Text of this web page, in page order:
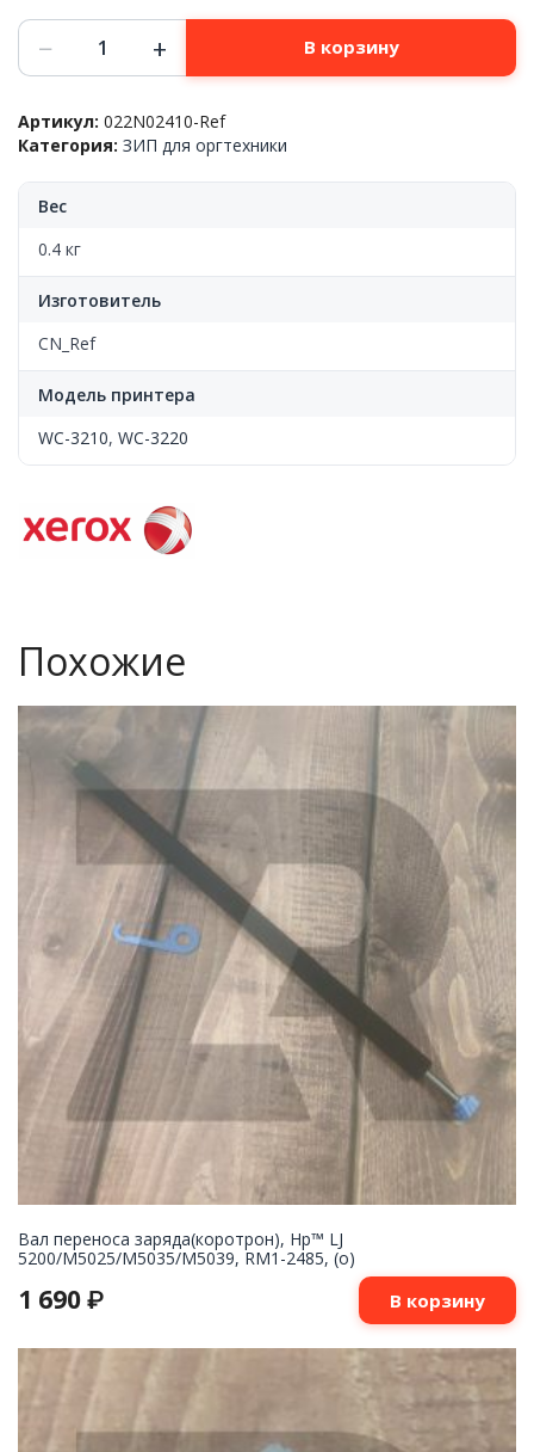
Количество
товара
Дуплекс
сборе,
Xerox™
3210/WC-
022N02410,
− + В корзину
Артикул: 022N02410-Ref
Категория: ЗИП для оргтехники
Вес
0.4 кг
Изготовитель
CN_Ref
Модель принтера
WC-3210, WC-3220
Похожие
Вал переноса заряда(коротрон), Hp™ LJ
5200/M5025/M5035/M5039, RM1-2485, (о)
1 690 ₽ В корзину